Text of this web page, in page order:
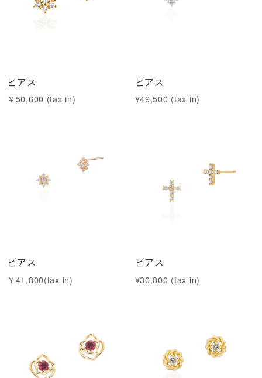
ピアス
￥50,600 (tax in)
ピアス
¥49,500 (tax in)
ピアス
￥41,800(tax in)
ピアス
¥30,800 (tax in)